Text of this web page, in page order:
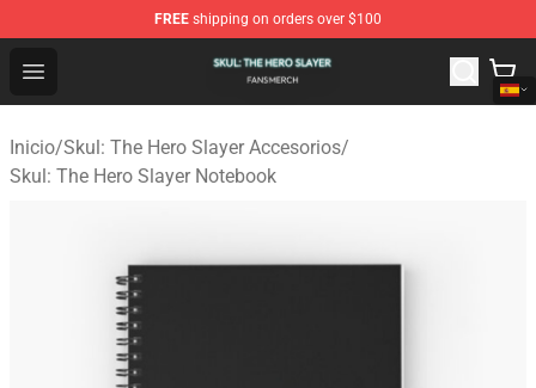
FREE shipping on orders over $100
Open menu
Skul: The Hero Slayer Shop - Official Skul: The Hero
Inicio/Skul: The Hero Slayer Accesorios/
Skul: The Hero Slayer Notebook